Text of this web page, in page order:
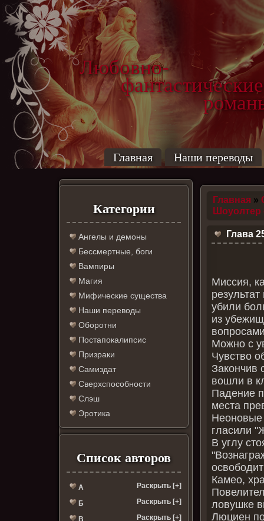
Любовно-
фантастические
Главная Наши переводы
Категории
Ангелы и демоны
Бессмертные, боги
Вампиры
Магия
Мифические существа
Наши переводы
Оборотни
Постапокалипсис
Призраки
Самиздат
Сверхспособности
Слэш
Эротика
Список авторов
А Раскрыть [+]
Б Раскрыть [+]
В Раскрыть [+]
Главная »
Шоуолтер
Глава
Миссия,
убили
из
Можно с
Чувство
Закончив
вошли в
Падение
места
Неоновые
гласили
В углу
Камео,
ловушке
Люциен